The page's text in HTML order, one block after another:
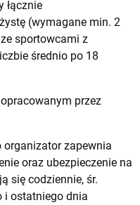
łącznie
(wymagane min. 2
sportowcami z
średnio po 18
przez
zapewnia
oraz ubezpieczenie na
się codziennie, śr.
i ostatniego dnia